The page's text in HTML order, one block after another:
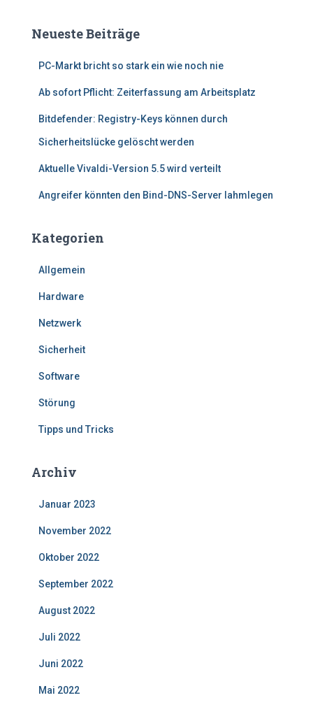
Neueste Beiträge
PC-Markt bricht so stark ein wie noch nie
Ab sofort Pflicht: Zeiterfassung am Arbeitsplatz
Bitdefender: Registry-Keys können durch
Sicherheitslücke gelöscht werden
Aktuelle Vivaldi-Version 5.5 wird verteilt
Angreifer könnten den Bind-DNS-Server lahmlegen
Kategorien
Allgemein
Hardware
Netzwerk
Sicherheit
Software
Störung
Tipps und Tricks
Archiv
Januar 2023
November 2022
Oktober 2022
September 2022
August 2022
Juli 2022
Juni 2022
Mai 2022